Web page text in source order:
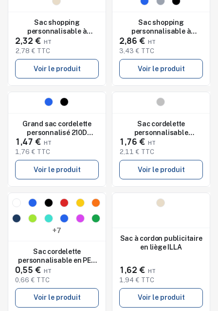
Sac shopping
personnalisable à
cordelette MOIRA
2,32 €
2,78 € TTC
Voir le produit
Sac shopping
personnalisable à
cordelette MOIRA
2,86 €
3,43 € TTC
Voir le produit
Grand sac cordelette
personnalisé 210D
POCKET SHOOP
1,47 €
1,76 € TTC
Voir le produit
Sac cordelette
personnalisable
réfléchissant SHOOP
1,76 €
2,11 € TTC
Voir le produit
Nouveau
Studio de marquage
disponible
+7
Sac cordelette
personnalisable en PET
190 g SHOOPPET
0,55 €
0,66 € TTC
Voir le produit
Sac à cordon publicitaire
en liège ILLA
1,62 €
1,94 € TTC
Voir le produit